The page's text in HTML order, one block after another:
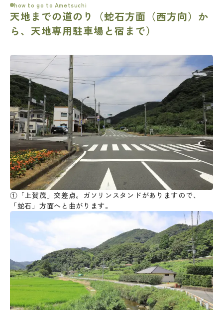
how to go to Ametsuchi
天地までの道のり（蛇石方面（西方向）か
ら、天地専用駐車場と宿まで）
①「上賀茂」交差点。ガソリンスタンドがありますので、
「蛇石」方面へと曲がります。